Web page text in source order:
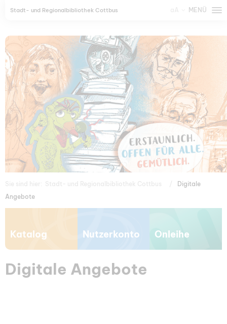
Stadt- und Regionalbibliothek Cottbus MENÜ
Digitale
Angebote
Katalog Nutzerkonto Onleihe
Digitale Angebote